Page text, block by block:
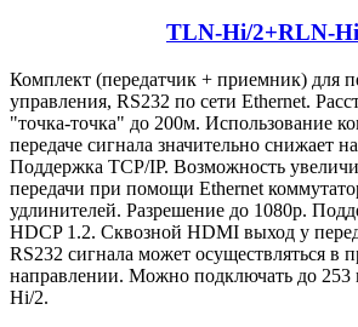
TLN-Hi/2+RLN-
Комплект (передатчик + приемник) для
управления, RS232 по сети Ethernet.
"точка-точка" до 200м. Использование
передаче сигнала значительно снижает
Поддержка TCP/IP. Возможность
передачи при помощи Ethernet
удлинителей. Разрешение до 1080p.
HDCP 1.2. Сквозной HDMI выход у
RS232 сигнала может осуществляться в
направлении. Можно подключать до
Hi/2.